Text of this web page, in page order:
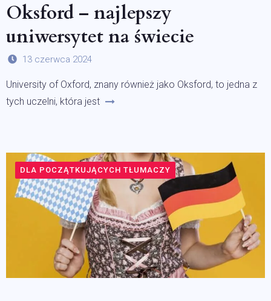
Oksford – najlepszy
uniwersytet na świecie
13 czerwca 2024
University of Oxford, znany również jako Oksford, to jedna z
tych uczelni, która jest
DLA POCZĄTKUJĄCYCH TŁUMACZY